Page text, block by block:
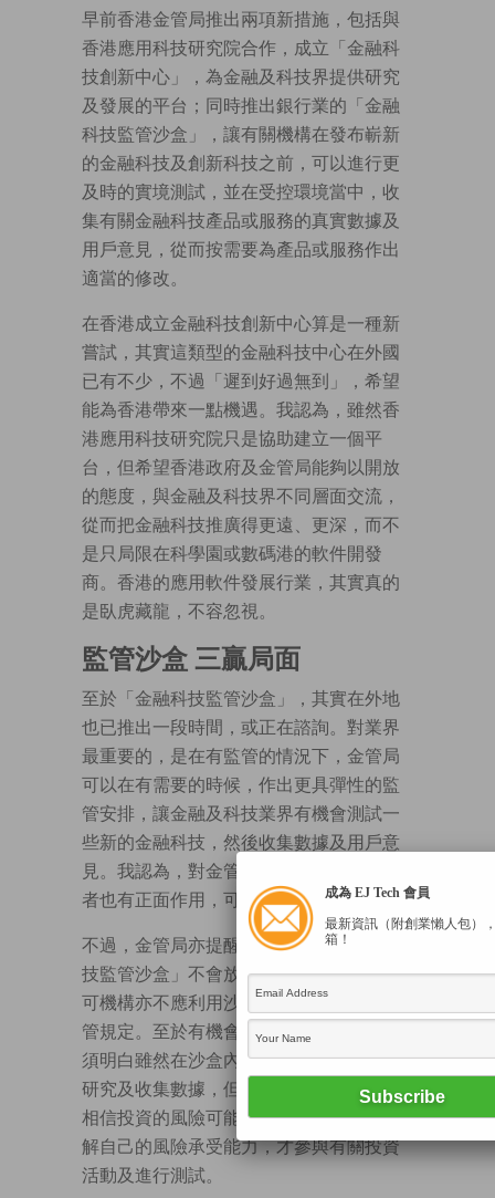
早前香港金管局推出兩項新措施，包括與
香港應用科技研究院合作，成立「金融科
技創新中心」，為金融及科技界提供研究
及發展的平台；同時推出銀行業的「金融
科技監管沙盒」，讓有關機構在發布嶄新
的金融科技及創新科技之前，可以進行更
及時的實境測試，並在受控環境當中，收
集有關金融科技產品或服務的真實數據及
用戶意見，從而按需要為產品或服務作出
適當的修改。
在香港成立金融科技創新中心算是一種新
嘗試，其實這類型的金融科技中心在外國
已有不少，不過「遲到好過無到」，希望
能為香港帶來一點機遇。我認為，雖然香
港應用科技研究院只是協助建立一個平
台，但希望香港政府及金管局能夠以開放
的態度，與金融及科技界不同層面交流，
從而把金融科技推廣得更遠、更深，而不
是只局限在科學園或數碼港的軟件開發
商。香港的應用軟件發展行業，其實真的
是臥虎藏龍，不容忽視。
監管沙盒 三贏局面
至於「金融科技監管沙盒」，其實在外地
也已推出一段時間，或正在諮詢。對業界
最重要的，是在有監管的情況下，金管局
可以在有需要的時候，作出更具彈性的監
管安排，讓金融及科技業界有機會測試一
些新的金融科技，然後收集數據及用戶意
見。我認為，對金管局、金融機構及投資
者也有正面作用，可說是三贏局面。
不過，金管局亦提醒相關機構，「金融科
技監管沙盒」不會放寬所有監管規定，認
可機構亦不應利用沙盒規避原本適用的監
管規定。至於有機會參與沙盒的投資者，
須明白雖然在沙盒內的金融科技主要用作
研究及收集數據，但仍有一定的風險，我
相信投資的風險可能頗高，希望大家先了
解自己的風險承受能力，才參與有關投資
活動及進行測試。
成為 EJ Tech 會員
最新資訊（附創業懶人包）
箱！